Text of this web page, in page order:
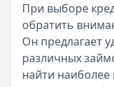
При выборе
обратить
Он предлагает
различных
найти